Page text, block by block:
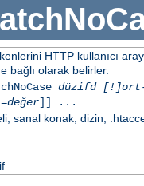
HTTP kullanıcı
bağlı olarak belirler.
düzifd [!]ort-
değer]] ...
sanal konak, dizin,